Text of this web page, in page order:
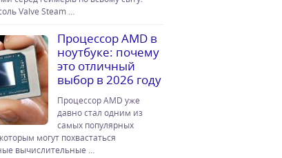
Valve Steam …
Процессор AMD в
ноутбуке: почему
это отличный
выбор в 2026 году
Процессор AMD уже
давно стал одним из
самых популярных
могут похвастаться
вычислительные …